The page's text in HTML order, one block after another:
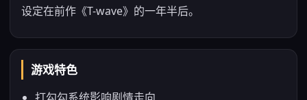
设定在前作《T-wave》的一年半后。
游戏特色